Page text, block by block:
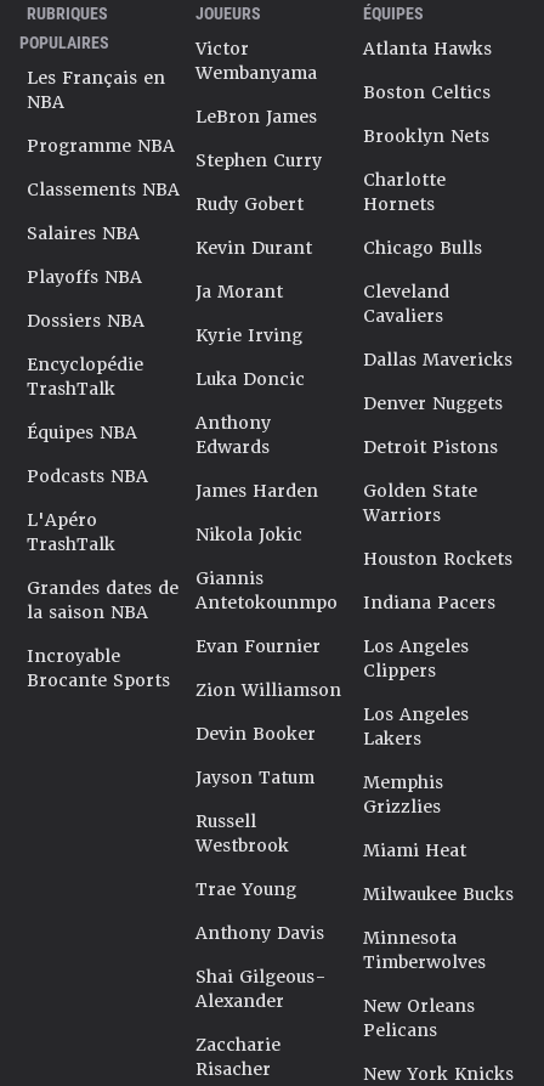
RUBRIQUES
POPULAIRES
Les Français en
NBA
Programme NBA
Classements NBA
Salaires NBA
Playoffs NBA
Dossiers NBA
Encyclopédie
TrashTalk
Équipes NBA
Podcasts NBA
L'Apéro
TrashTalk
Grandes dates de
la saison NBA
Incroyable
Brocante Sports
JOUEURS
Victor
Wembanyama
LeBron James
Stephen Curry
Rudy Gobert
Kevin Durant
Ja Morant
Kyrie Irving
Luka Doncic
Anthony
Edwards
James Harden
Nikola Jokic
Giannis
Antetokounmpo
Evan Fournier
Zion Williamson
Devin Booker
Jayson Tatum
Russell
Westbrook
Trae Young
Anthony Davis
Shai Gilgeous-
Alexander
Zaccharie
Risacher
ÉQUIPES
Atlanta Hawks
Boston Celtics
Brooklyn Nets
Charlotte
Hornets
Chicago Bulls
Cleveland
Cavaliers
Dallas Mavericks
Denver Nuggets
Detroit Pistons
Golden State
Warriors
Houston Rockets
Indiana Pacers
Los Angeles
Clippers
Los Angeles
Lakers
Memphis
Grizzlies
Miami Heat
Milwaukee Bucks
Minnesota
Timberwolves
New Orleans
Pelicans
New York Knicks